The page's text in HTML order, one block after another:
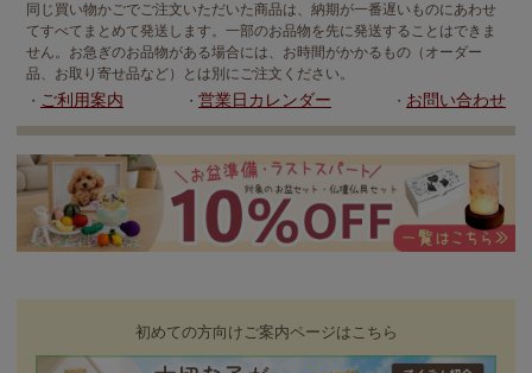
同じ買い物かごでご注文いただいた商品は、納期が一番遅いものにあわせ
てすべてまとめて発送します。一部のお品物を先に発送することはできま
せん。お急ぎのお品物がある場合には、お時間がかかるもの（オーダー
品、お取り寄せ品など）とは別にご注文ください。
・ ご利用案内 ・ 営業日カレンダー ・ お問い合わせ
初めての方向けご案内ページはこちら